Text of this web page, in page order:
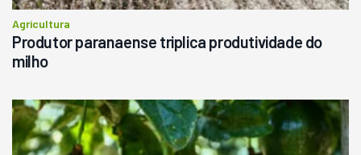
Agricultura
Produtor paranaense triplica produtividade do
milho